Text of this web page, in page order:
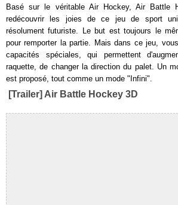
Basé sur le véritable Air Hockey, Air Battle
redécouvrir les joies de ce jeu de sport
résolument futuriste. Le but est toujours le
pour remporter la partie. Mais dans ce jeu,
capacités spéciales, qui permettent
raquette, de changer la direction du palet. Un
est proposé, tout comme un mode "Infini".
[Trailer] Air Battle Hockey 3D